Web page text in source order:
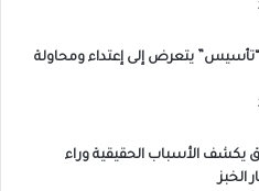
يتعرض إلى إعتداء ومحاولة
الأسباب الحقيقية وراء
الخبز